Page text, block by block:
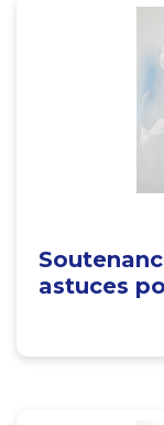
astuces